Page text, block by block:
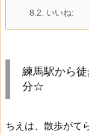
8.2.
いいね:
練馬駅から
分☆
ちえは、散歩がて